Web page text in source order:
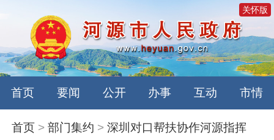
关怀版
首页 要闻 公开 办事 互动 市情
首页 >部门集约 >深圳对口帮扶协作河源指挥